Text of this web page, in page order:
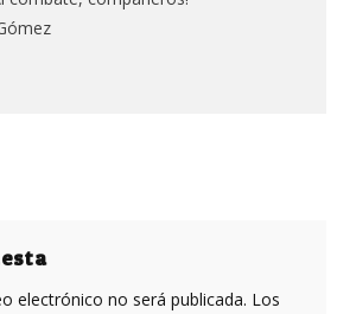
electrónico no será publicada. Los